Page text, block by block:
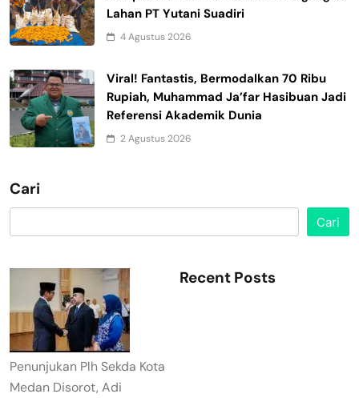
Lahan PT Yutani Suadiri
4 Agustus 2026
Viral! Fantastis, Bermodalkan 70 Ribu
Rupiah, Muhammad Ja’far Hasibuan Jadi
Referensi Akademik Dunia
2 Agustus 2026
Cari
Cari
Penunjukan Plh Sekda Kota
Medan Disorot, Adi
Recent Posts